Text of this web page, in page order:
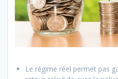
Le régime réel permet pas